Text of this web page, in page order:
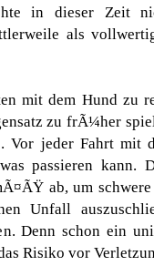
in dieser Zeit
als
mit dem Hund zu
zu frÃ¼her
Vor jeder Fahrt mit
passieren kann.
ab, um
Unfall
Denn schon ein
Risiko vor